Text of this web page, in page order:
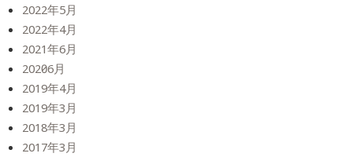
2022年5月
2022年4月
2021年6月
2020年6月
2019年4月
2019年3月
2018年3月
2017年3月